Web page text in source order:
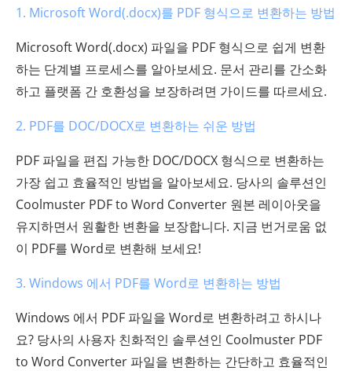
1. Microsoft Word(.docx)를 PDF 형식으로 변환하는 방법
Microsoft Word(.docx) 파일을 PDF 형식으로 쉽게 변환
하는 단계별 프로세스를 알아보세요. 문서 관리를 간소화
하고 플랫폼 간 호환성을 보장하려면 가이드를 따르세요.
2. PDF를 DOC/DOCX로 변환하는 쉬운 방법
PDF 파일을 편집 가능한 DOC/DOCX 형식으로 변환하는
가장 쉽고 효율적인 방법을 알아보세요. 당사의 솔루션인
Coolmuster PDF to Word Converter 원본 레이아웃을
유지하면서 원활한 변환을 보장합니다. 지금 번거로움 없
이 PDF를 Word로 변환해 보세요!
3. Windows 에서 PDF를 Word로 변환하는 방법
Windows 에서 PDF 파일을 Word로 변환하려고 하시나
요? 당사의 사용자 친화적인 솔루션인 Coolmuster PDF
to Word Converter 파일을 변환하는 간단하고 효율적인